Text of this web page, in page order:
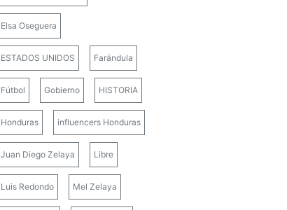
Elsa Oseguera
ESTADOS UNIDOS Farándula
Fútbol Gobierno HISTORIA
Honduras influencers Honduras
Juan Diego Zelaya Libre
Luis Redondo Mel Zelaya